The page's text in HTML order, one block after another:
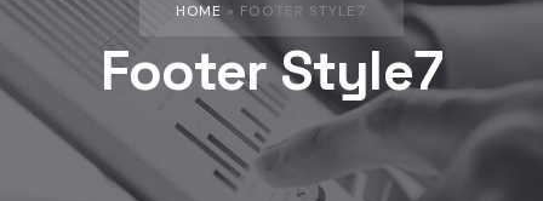
HOME » FOOTER STYLE7
Footer Style7